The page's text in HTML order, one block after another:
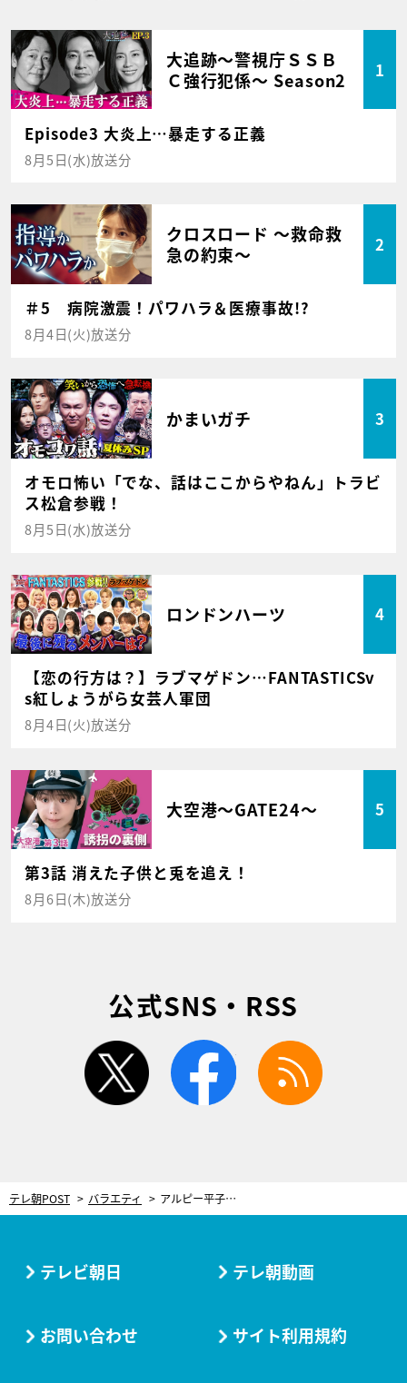
大追跡～警視庁ＳＳＢ
Ｃ強行犯係～ Season2
1
Episode3 大炎上…暴走する正義
8月5日(水)放送分
クロスロード ～救命救
急の約束～
2
＃5 病院激震！パワハラ＆医療事故!?
8月4日(火)放送分
かまいガチ 3
オモロ怖い「でな、話はここからやねん」トラビ
ス松倉参戦！
8月5日(水)放送分
ロンドンハーツ 4
【恋の行方は？】ラブマゲドン…FANTASTICSv
s紅しょうがら女芸人軍団
8月4日(火)放送分
大空港～GATE24～ 5
第3話 消えた子供と兎を追え！
8月6日(木)放送分
公式SNS・RSS
twitter facebook
テレ朝POST バラエティ アルピー平子、『アメトーーク！』本番中に事務所の先輩からダメ出し食らう！
テレビ朝日 テレ朝動画
お問い合わせ サイト利用規約